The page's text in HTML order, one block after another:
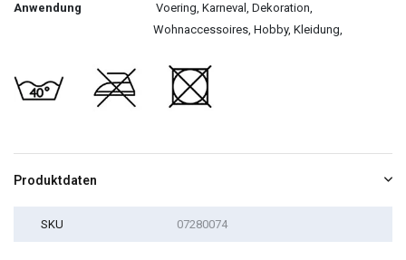
Anwendung
Voering, Karneval, Dekoration,
Wohnaccessoires, Hobby, Kleidung,
Produktdaten
SKU 07280074